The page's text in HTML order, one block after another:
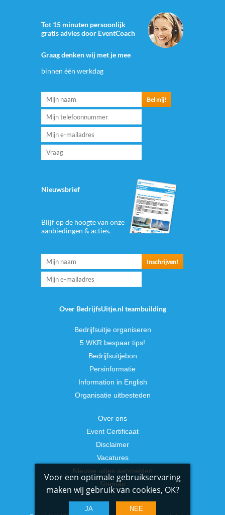
Tot 15 minuten persoonlijk
gratis advies door EventCoach
Graag denken wij met je mee
binnen één werkdag
Nieuwsbrief
Blijf op de hoogte van onze
aanbiedingen & acties.
Over BedrijfsUitje.nl teambuilding
Bedrijfsuitje organiseren
5 WKR bespaar tips!
Bedrijfsuitjebon
Persinformatie
Information in English
Organisatie uitbesteden
Over ons
Event Certificaat
Disclaimer
Vacatures
Nieuwe uitjes aanmelden
Sitemap
Voor een optimale gebruikservaring
maken wij gebruik van cookies, OK?
JA NEE